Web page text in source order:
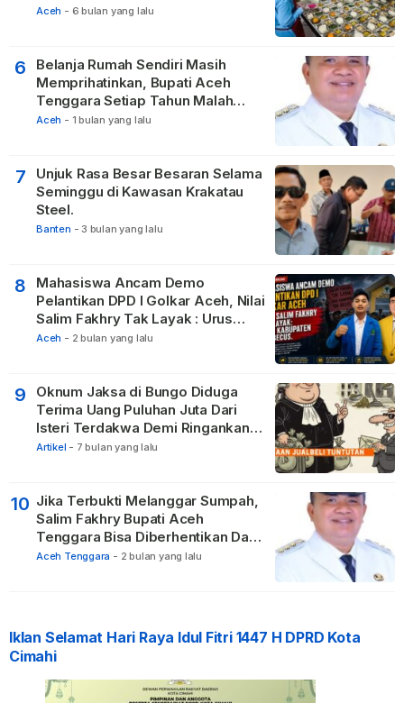
Relawan
Aceh - 6 bulan yang lalu
6
Belanja Rumah Sendiri Masih
Memprihatinkan, Bupati Aceh
Tenggara Setiap Tahun Malah
Membangun Pasilitas Rumah
Aceh - 1 bulan yang lalu
7
Unjuk Rasa Besar Besaran Selama
Seminggu di Kawasan Krakatau
Steel.
Banten - 3 bulan yang lalu
8
Mahasiswa Ancam Demo
Pelantikan DPD I Golkar Aceh, Nilai
Salim Fakhry Tak Layak : Urus
Kabupaten Tak Becus.
Aceh - 2 bulan yang lalu
9
Oknum Jaksa di Bungo Diduga
Terima Uang Puluhan Juta Dari
Isteri Terdakwa Demi Ringankan
Hukuman
Artikel - 7 bulan yang lalu
10 Jika Terbukti Melanggar Sumpah,
Salim Fakhry Bupati Aceh
Tenggara Bisa Diberhentikan Dari
Jabatannya
Aceh Tenggara - 2 bulan yang lalu
Iklan Selamat Hari Raya Idul Fitri 1447 H DPRD Kota
Cimahi